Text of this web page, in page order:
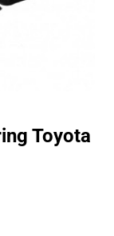
Toyota